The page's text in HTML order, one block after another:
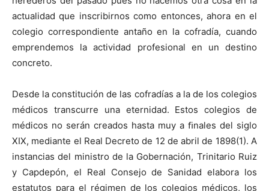
actualidad que inscribirnos como entonces, ahora en el
colegio correspondiente antaño en la cofradía, cuando
emprendemos la actividad profesional en un destino
concreto.
Desde la constitución de las cofradías a la de los colegios
médicos transcurre una eternidad. Estos colegios de
médicos no serán creados hasta muy a ﬁnales del siglo
XIX, mediante el Real Decreto de 12 de abril de 1898(1). A
instancias del ministro de la Gobernación, Trinitario Ruiz
y Capdepón, el Real Consejo de Sanidad elabora los
estatutos para el régimen de los colegios médicos, los